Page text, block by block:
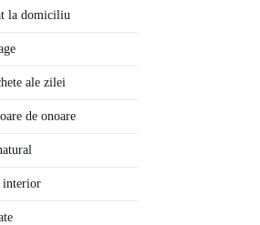
la domiciliu
ale zilei
de onoare
interior